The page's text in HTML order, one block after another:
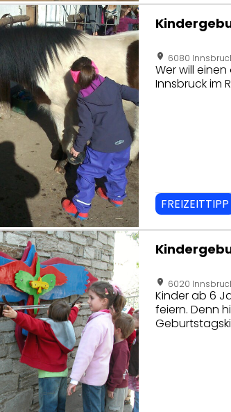
Kindergeburtstagsfeier im Reitstall
location_on 6080
Wer will
Innsbruck im
FREIZEITTIPP
Kindergeburtstag im Alpenzoo
location_on 6020
Kinder ab 6
feiern. Denn